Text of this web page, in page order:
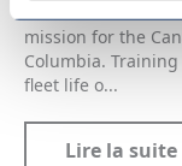
excellence
mission for the
Columbia.
fleet life o...
Lire la suite